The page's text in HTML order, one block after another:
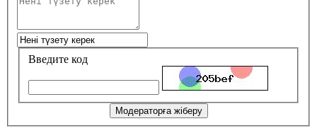
Введите код
Модераторға жіберу